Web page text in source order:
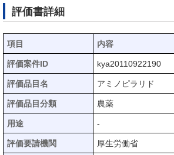
評価書詳細
項目 内容
評価案件ID kya20110922190
評価品目名 アミノピラリド
評価品目分類 農薬
用途 -
評価要請機関 厚生労働省